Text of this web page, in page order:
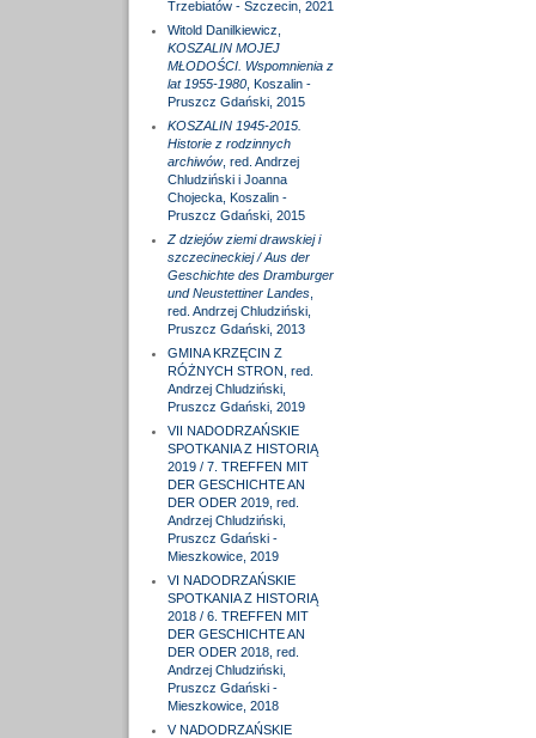
Trzebiatów - Szczecin, 2021
Witold Danilkiewicz,
KOSZALIN MOJEJ
MŁODOŚCI. Wspomnienia z
lat 1955-1980, Koszalin -
Pruszcz Gdański, 2015
KOSZALIN 1945-2015.
Historie z rodzinnych
archiwów, red. Andrzej
Chludziński i Joanna
Chojecka, Koszalin -
Pruszcz Gdański, 2015
Z dziejów ziemi drawskiej i
szczecineckiej / Aus der
Geschichte des Dramburger
und Neustettiner Landes,
red. Andrzej Chludziński,
Pruszcz Gdański, 2013
GMINA KRZĘCIN Z
RÓŻNYCH STRON, red.
Andrzej Chludziński,
Pruszcz Gdański, 2019
VII NADODRZAŃSKIE
SPOTKANIA Z HISTORIĄ
2019 / 7. TREFFEN MIT
DER GESCHICHTE AN
DER ODER 2019, red.
Andrzej Chludziński,
Pruszcz Gdański -
Mieszkowice, 2019
VI NADODRZAŃSKIE
SPOTKANIA Z HISTORIĄ
2018 / 6. TREFFEN MIT
DER GESCHICHTE AN
DER ODER 2018, red.
Andrzej Chludziński,
Pruszcz Gdański -
Mieszkowice, 2018
V NADODRZAŃSKIE